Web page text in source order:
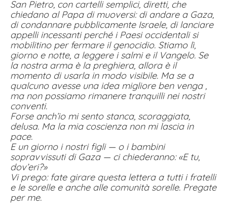
San Pietro, con cartelli semplici, diretti, che
chiedano al Papa di muoversi: di andare a Gaza,
di condannare pubblicamente Israele, di lanciare
appelli incessanti perché i Paesi occidentali si
mobilitino per fermare il genocidio. Stiamo lì,
giorno e notte, a leggere i salmi e il Vangelo. Se
la nostra arma è la preghiera, allora è il
momento di usarla in modo visibile. Ma se a
qualcuno avesse una idea migliore ben venga ,
ma non possiamo rimanere tranquilli nei nostri
conventi.
Forse anch’io mi sento stanca, scoraggiata,
delusa. Ma la mia coscienza non mi lascia in
pace.
E un giorno i nostri figli — o i bambini
sopravvissuti di Gaza — ci chiederanno: «E tu,
dov’eri?»
Vi prego: fate girare questa lettera a tutti i fratelli
e le sorelle e anche alle comunità sorelle. Pregate
per me.